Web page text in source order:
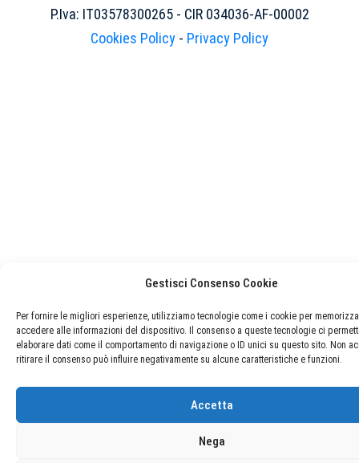
Gestisci Consenso Cookie
Per fornire le migliori esperienze, utilizziamo tecnologie come i cookie per
accedere alle informazioni del dispositivo. Il consenso a queste tecnologie ci
elaborare dati come il comportamento di navigazione o ID unici su questo sito. Non
ritirare il consenso può influire negativamente su alcune caratteristiche e funzioni.
Accetta
Nega
P.Iva: IT03578300265 - CIR 034036-AF-00002
Cookies Policy - Privacy Policy